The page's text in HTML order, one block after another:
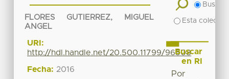
FLORES GUTIERREZ, MIGUEL
ANGEL
URI:
http://hdl.handle.net/20.500.11799/96508
Fecha: 2016
Buscar
Esta
Buscar
en RI
Por